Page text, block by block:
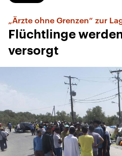
„Ärzte ohne Grenzen“ zur
Flüchtlinge
versorgt